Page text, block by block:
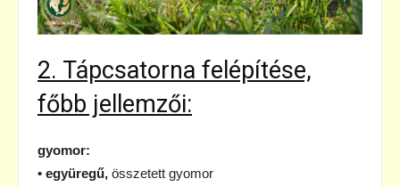
2. Tápcsatorna felépítése,
főbb jellemzői:
gyomor:
• együregű, összetett gyomor